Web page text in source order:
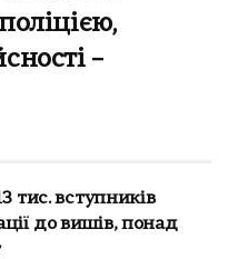
–
тис. вступників
до вишів, понад